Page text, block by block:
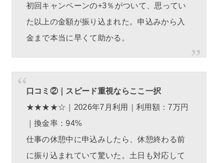
初回キャンペーンの+3％がついて、思ってい
た以上の金額が振り込まれた。申込みから入
金まで本当に早くて助かる。
口コミ②｜スピード重視ならここ一択
★★★★☆｜2026年7月利用｜利用額：7万円
｜換金率：94%
仕事の休憩中に申込みしたら、休憩終わる前
に振り込まれていて驚いた。土日も対応して